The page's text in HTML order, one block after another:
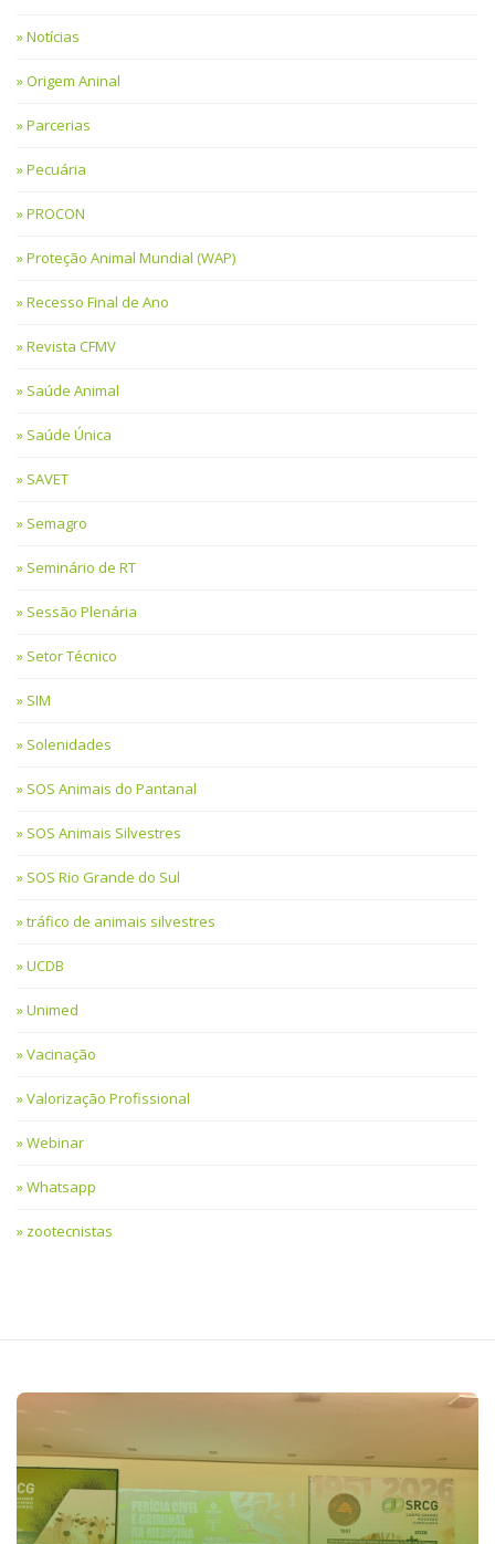
Notícias
Origem Aninal
Parcerias
Pecuária
PROCON
Proteção Animal Mundial (WAP)
Recesso Final de Ano
Revista CFMV
Saúde Animal
Saúde Única
SAVET
Semagro
Seminário de RT
Sessão Plenária
Setor Técnico
SIM
Solenidades
SOS Animais do Pantanal
SOS Animais Silvestres
SOS Rio Grande do Sul
tráfico de animais silvestres
UCDB
Unimed
Vacinação
Valorização Profissional
Webinar
Whatsapp
zootecnistas